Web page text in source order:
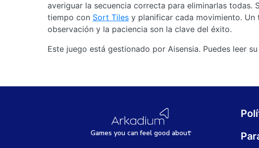
averiguar la secuencia correcta para eliminarlas
tiempo con Sort Tiles y planificar cada movimiento.
observación y la paciencia son la clave del éxito.
Este juego está gestionado por Aisensia. Puedes leer su
Games you canfeel good about